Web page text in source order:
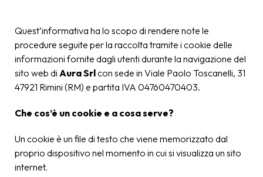
Quest’informativa ha lo scopo di rendere note le
procedure seguite per la raccolta tramite i cookie delle
informazioni fornite dagli utenti durante la navigazione del
sito web di Aura Srlcon sede in Viale Paolo Toscanelli, 31
47921 Rimini (RM) e partita IVA 04760470403.
Che cos’è un cookie e a cosa serve?
Un cookie è un file di testo che viene memorizzato dal
proprio dispositivo nel momento in cui si visualizza un sito
internet.